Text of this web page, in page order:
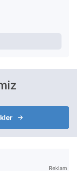
Reklam